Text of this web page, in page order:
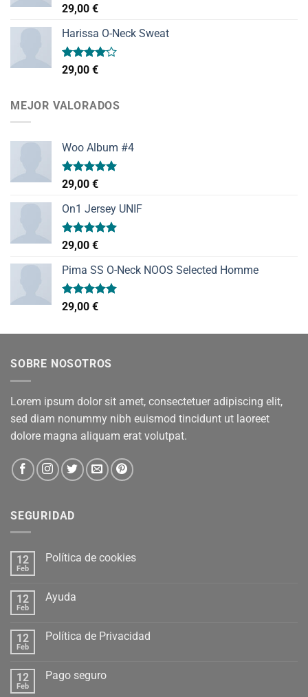
Valorado
con
3.50de
5
29,00 €
Harissa O-Neck Sweat
Valorado
con
29,00 €
MEJOR VALORADOS
Woo Album #4
Valorado
con
de 5
29,00 €
On1 Jersey UNIF
Valorado
con
de 5
29,00 €
Pima SS O-Neck NOOS Selected Homme
Valorado
con
29,00 €
SOBRE NOSOTROS
Lorem ipsum dolor sit amet, consectetuer adipiscing elit,
sed diam nonummy nibh euismod tincidunt ut laoreet
dolore magna aliquam erat volutpat.
SEGURIDAD
12
Feb
Política de cookies
12
Feb
Ayuda
12
Feb
Política de Privacidad
12
Feb
Pago seguro